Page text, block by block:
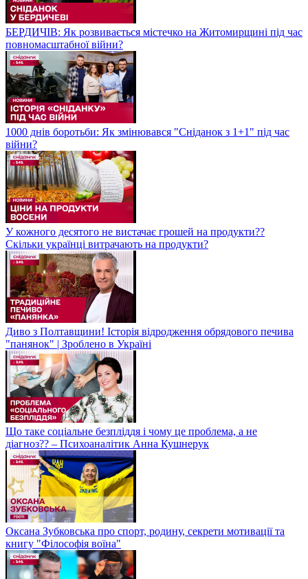
БЕРДИЧІВ: Як розвивається містечко на Житомирщині під час
повномасштабної війни?
1000 днів боротьби: Як змінювався "Сніданок з 1+1" під час
війни?
У кожного десятого не вистачає грошей на продукти??
Скільки українці витрачають на продукти?
Диво з Полтавщини! Історія відродження обрядового печива
"панянок" | Зроблено в Україні
Що таке соціальне безпліддя і чому це проблема, а не
діагноз?? – Психоаналітик Анна Кушнерук
Оксана Зубковська про спорт, родину, секрети мотивації та
книгу "Філософія воїна"